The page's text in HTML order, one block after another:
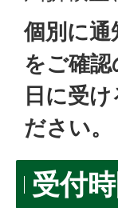
個別に
をご確
日に受
ださい。
受付